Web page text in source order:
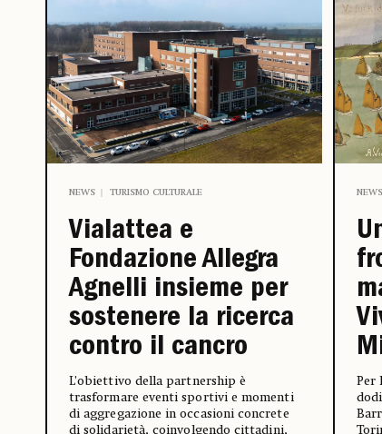
NEWS TURISMO CULTURALE
Vialattea e
Fondazione Allegra
Agnelli insieme per
sostenere la ricerca
contro il cancro
L’obiettivo della partnership è
trasformare eventi sportivi e momenti
di aggregazione in occasioni concrete
di solidarietà, coinvolgendo cittadini,
NEWS
Per